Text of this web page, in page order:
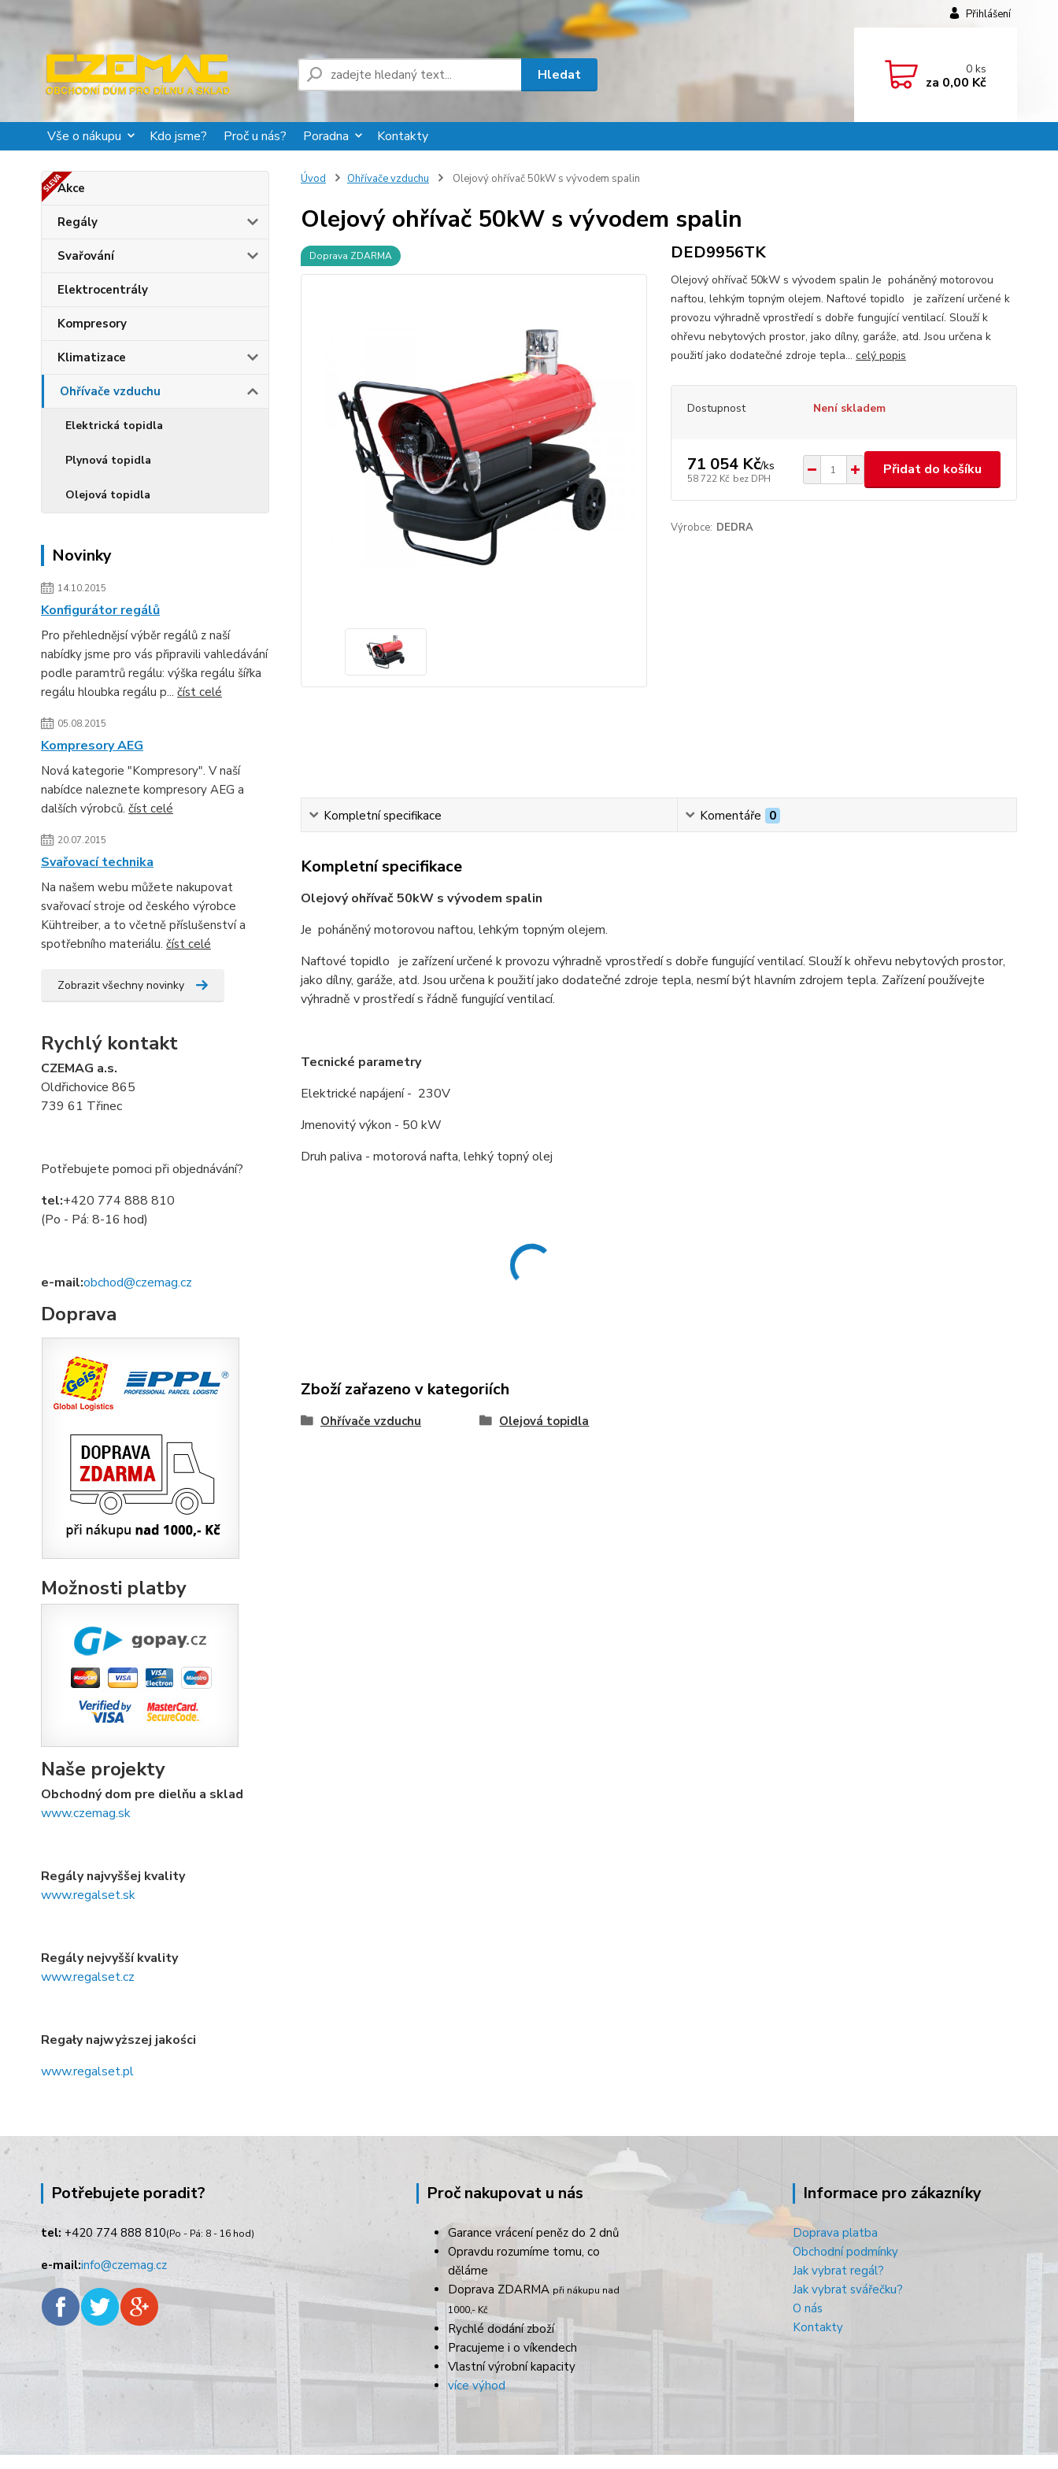
Vše o nákupu Kdo jsme? Proč u nás? Poradna Kontakty
Přihlášení
Hledat 0ks
za 0,00 Kč
Akce
Regály
Svařování
Elektrocentrály
Kompresory
Klimatizace
Ohřívače vzduchu
Elektrická topidla
Plynová topidla
Olejová topidla
Novinky
14.10.2015
Konfigurátor regálů
Pro přehlednějsí výběr regálů z naší
nabídky jsme pro vás připravili vahledávání
podle paramtrů regálu: výška regálu šířka
regálu hloubka regálu p... číst celé
05.08.2015
Kompresory AEG
Nová kategorie "Kompresory". V naší
nabídce naleznete kompresory AEG a
dalších výrobců. číst celé
20.07.2015
Svařovací technika
Na našem webu můžete nakupovat
svařovací stroje od českého výrobce
Kühtreiber, a to včetně příslušenství a
spotřebního materiálu. číst celé
Zobrazit všechny novinky
Rychlý kontakt
CZEMAG a.s.
Oldřichovice 865
739 61 Třinec
Potřebujete pomoci při objednávání?
tel:+420 774 888 810
(Po - Pá: 8-16 hod)
e-mail:obchod@czemag.cz
Doprava
Možnosti platby
Naše projekty
Obchodný dom pre dielňu a sklad
www.czemag.sk
Regály najvyššej kvality
www.regalset.sk
Regály nejvyšší kvality
www.regalset.cz
Regały najwyższej jakości
www.regalset.pl
Úvod Ohřívače vzduchu Olejový ohřívač 50kW s vývodem spalin
Olejový ohřívač 50kW s vývodem spalin
Doprava ZDARMA DED9956TK
Olejový ohřívač 50kW s vývodem spalin Je poháněný motorovou
naftou, lehkým topným olejem. Naftové topidlo je zařízení určené k
provozu výhradně vprostředí s dobře fungující ventilací. Slouží k
ohřevu nebytových prostor, jako dílny, garáže, atd. Jsou určena k
použití jako dodatečné zdroje tepla... celý popis
Dostupnost Není skladem
71 054 Kč/ks
58 722 Kč bez DPH
Přidat do košíku
Výrobce: DEDRA
Kompletní specifikace Komentáře 0
Kompletní specifikace
Olejový ohřívač 50kW s vývodem spalin
Je poháněný motorovou naftou, lehkým topným olejem.
Naftové topidlo je zařízení určené k provozu výhradně vprostředí s dobře fungující ventilací. Slouží k ohřevu nebytových prostor,
jako dílny, garáže, atd. Jsou určena k použití jako dodatečné zdroje tepla, nesmí být hlavním zdrojem tepla. Zařízení používejte
výhradně v prostředí s řádně fungující ventilací.
Tecnické parametry
Elektrické napájení - 230V
Jmenovitý výkon - 50 kW
Druh paliva - motorová nafta, lehký topný olej
Zboží zařazeno v kategoriích
Ohřívače vzduchu Olejová topidla
Potřebujete poradit?
tel:+420 774 888 810(Po - Pá: 8 - 16 hod)
e-mail:info@czemag.cz
Proč nakupovat u nás
Garance vrácení peněz do 2 dnů
Opravdu rozumíme tomu, co
děláme
Doprava ZDARMA při nákupu nad
1000,- Kč
Rychlé dodání zboží
Pracujeme i o víkendech
Vlastní výrobní kapacity
více výhod
Informace pro zákazníky
Doprava platba
Obchodní podmínky
Jak vybrat regál?
Jak vybrat svářečku?
O nás
Kontakty